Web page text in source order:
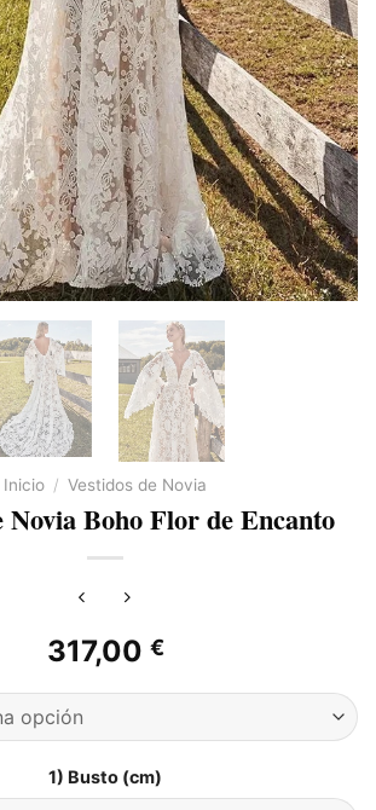
Inicio / Vestidos de Novia
Novia Boho Flor de Encanto
317,00 €
1) Busto (cm)